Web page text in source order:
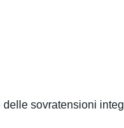
sovratensioni